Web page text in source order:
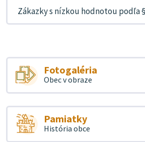
Zákazky s nízkou hodnotou podľa
Fotogaléria
Obec v obraze
Pamiatky
História obce